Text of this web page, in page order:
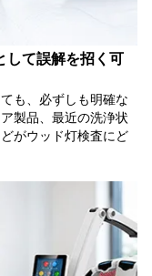
して誤解を招く可
も、必ずしも明確な
製品、最近の洗浄状
がウッド灯検査にど